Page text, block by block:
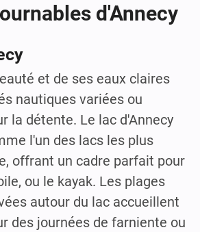
d'Annecy
et de ses eaux claires
nautiques variées ou
la détente. Le lac d'Annecy
l'un des lacs les plus
offrant un cadre parfait pour
ou le kayak. Les plages
autour du lac accueillent
des journées de farniente ou